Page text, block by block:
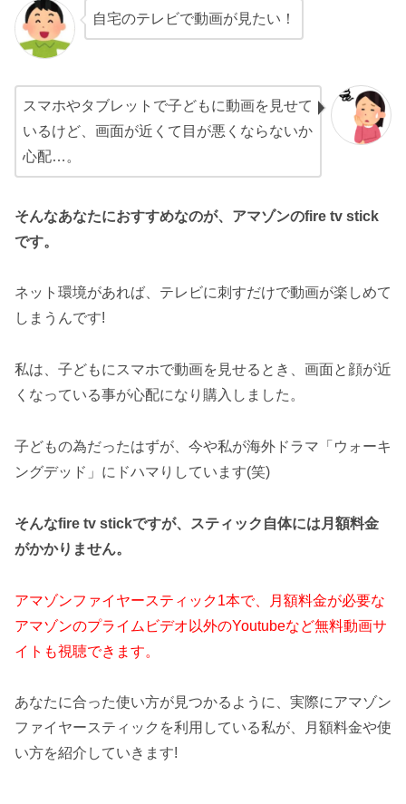
自宅のテレビで動画が見たい！
スマホやタブレットで子どもに動画を見せて
いるけど、画面が近くて目が悪くならないか
心配…。
そんなあなたにおすすめなのが、アマゾンのfire tv stick
です。
ネット環境があれば、テレビに刺すだけで動画が楽しめて
しまうんです!
私は、子どもにスマホで動画を見せるとき、 画面と顔が近
くなっている事が心配になり購入しました。
子どもの為だったはずが、 今や私が海外ドラマ「ウォーキ
ングデッド」にドハマりしています(笑)
そんなfire tv stickですが、スティック自体には月額料金
がかかりません。
アマゾンファイヤースティック1本で、月額料金が必要な
アマゾンのプライムビデオ以外のYoutubeなど無料動画サ
イトも視聴できます。
あなたに合った使い方が見つかるように、実際にアマゾン
ファイヤースティックを利用している私が、月額料金や使
い方を紹介していきます!